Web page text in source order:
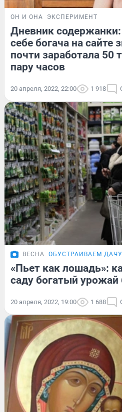
ОН И ОНА ЭКСПЕРИМЕНТ
Дневник содержанки:
себе богача на сайте
почти заработала 50
пару часов
20 апреля, 2022, 22:00 1 918
ВЕСНА ОБУСТРАИВАЕМ ДАЧУ
«Пьет как лошадь»:
саду богатый урожай
20 апреля, 2022, 19:00 1 688